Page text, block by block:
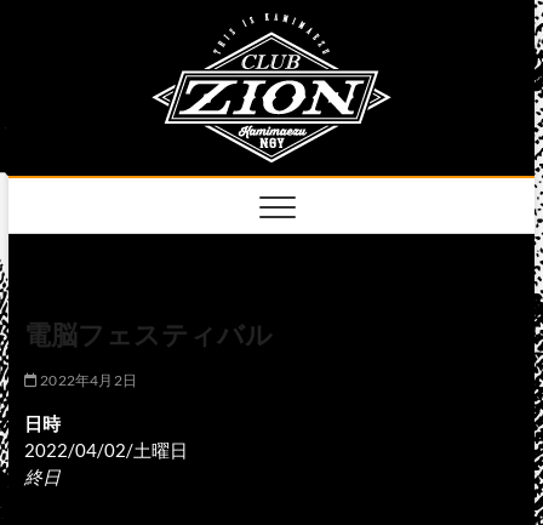
電脳フェスティバル
2022年4月2日
日時
2022/04/02/土曜日
終日